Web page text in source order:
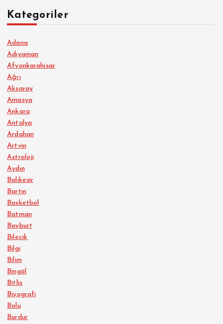
Kategoriler
Adana
Adıyaman
Afyonkarahisar
Ağrı
Aksaray
Amasya
Ankara
Antalya
Ardahan
Artvin
Astroloji
Aydın
Balıkesir
Bartın
Basketbol
Batman
Bayburt
Bilecik
Bilgi
Bilim
Bingöl
Bitlis
Biyografi
Bolu
Burdur